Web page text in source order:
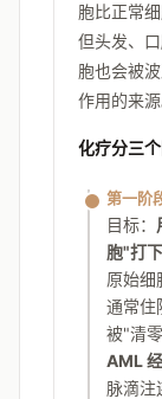
胞比正常
但头发、
胞也会被
作用的来源
化疗分三
第一阶
目标：
胞"打
原始细
通常住
被"清
AML
脉滴注